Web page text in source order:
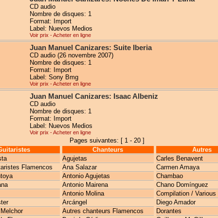
CD audio
Nombre de disques: 1
Format: Import
Label: Nuevos Medios
Voir prix - Acheter en ligne
Juan Manuel Canizares: Suite Iberia
CD audio (26 novembre 2007)
Nombre de disques: 1
Format: Import
Label: Sony Bmg
Voir prix - Acheter en ligne
Juan Manuel Canizares: Isaac Albeniz
CD audio
Nombre de disques: 1
Format: Import
Label: Nuevos Medios
Voir prix - Acheter en ligne
Pages suivantes: [ 1 - 20 ]
Flamencos
Chanteurs
Agujetas
Ana Salazar
Antonio Agujetas
Antonio Mairena
Antonio Molina
Arcángel
Autres chanteurs Flamencos
Autres
Carles Benavent
Carmen Amaya
Chambao
Chano Domínguez
Compilation / Various
Diego Amador
Dorantes